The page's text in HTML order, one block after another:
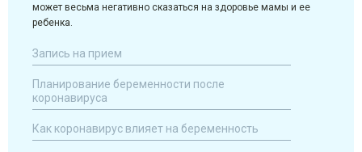
может весьма негативно сказаться на здоровье мамы и ее
ребенка.
Запись на прием
Планирование беременности после
коронавируса
Как коронавирус влияет на беременность